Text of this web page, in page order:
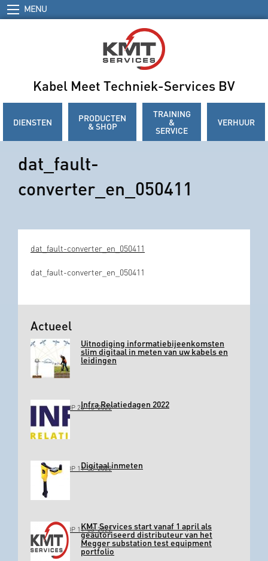
MENU
Kabel Meet Techniek-Services BV
DIENSTEN PRODUCTEN
& SHOP
TRAINING
&
SERVICE
VERHUUR
dat_fault-
converter_en_050411
dat_fault-converter_en_050411
dat_fault-converter_en_050411
Actueel
Uitnodiging informatiebijeenkomsten
slim digitaal in meten van uw kabels en
leidingen
GEPLAATST OP 26-10-2022Infra Relatiedagen 2022
GEPLAATST OP 11-03-2022Digitaal inmeten
GEPLAATST OP 11-03-2022KMT Services start vanaf 1 april als
geautoriseerd distributeur van het
Megger substation test equipment
portfolio